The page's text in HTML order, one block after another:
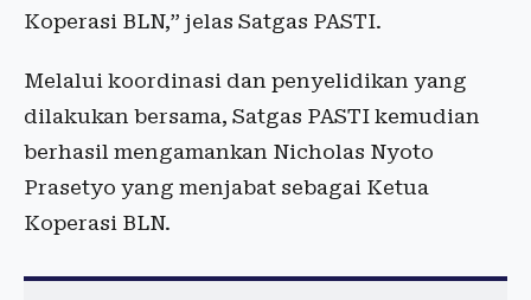
Koperasi BLN,” jelas Satgas PASTI.
Melalui koordinasi dan penyelidikan yang
dilakukan bersama, Satgas PASTI kemudian
berhasil mengamankan Nicholas Nyoto
Prasetyo yang menjabat sebagai Ketua
Koperasi BLN.